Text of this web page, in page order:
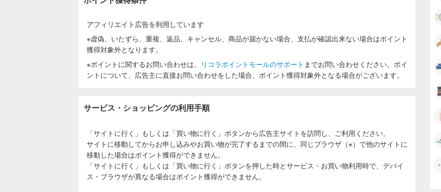
アフィリエイト広告を利用しています
※虚偽、いたずら、重複、返品、キャンセル、商品が届かない場合、支払が確認出来ない場合はポイント
獲得対象外となります。
※ポイントに関するお問い合わせは、
リコラポイントモールのサポート までお問い合わせください。ポイ
ントについて、広告主に直接お問い合わせをした場合、ポイント獲得対象外となる場合がございます。
サービス・ショッピングの利用手順
「サイトに行く」もしくは「買い物に行く」ボタンから広告主サイトを訪問し、ご利用ください。
サイトに移動してからお申し込みやお買い物が完了するまでの間に、同じブラウザ（※）で他のサイトに
移動した場合はポイント獲得ができません。
「サイトに行く」もしくは「買い物に行く」ボタンを押した時とサービス・お買い物利用時で、デバイ
ス・ブラウザが異なる場合はポイント獲得ができません。